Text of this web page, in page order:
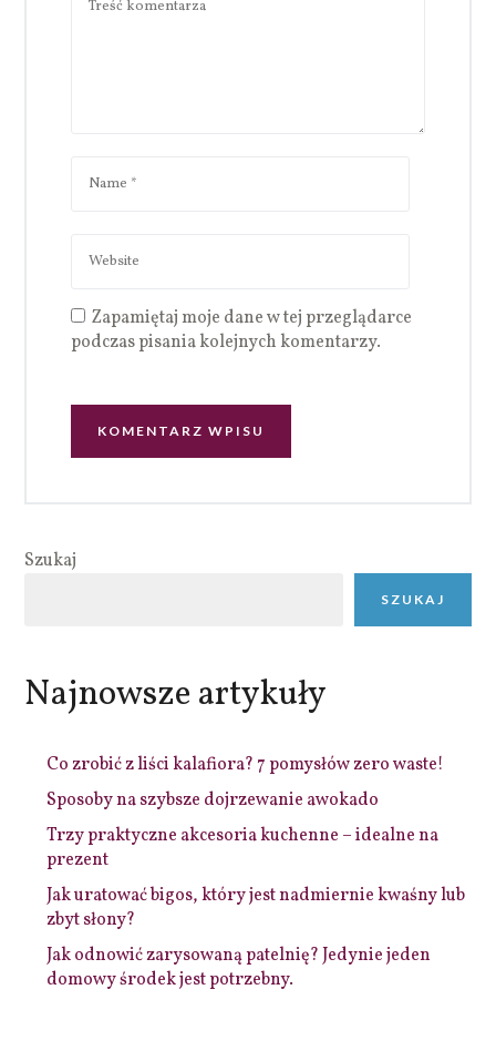
Zapamiętaj moje dane w tej przeglądarce
podczas pisania kolejnych komentarzy.
Szukaj
SZUKAJ
Najnowsze artykuły
Co zrobić z liści kalafiora? 7 pomysłów zero waste!
Sposoby na szybsze dojrzewanie awokado
Trzy praktyczne akcesoria kuchenne – idealne na
prezent
Jak uratować bigos, który jest nadmiernie kwaśny lub
zbyt słony?
Jak odnowić zarysowaną patelnię? Jedynie jeden
domowy środek jest potrzebny.